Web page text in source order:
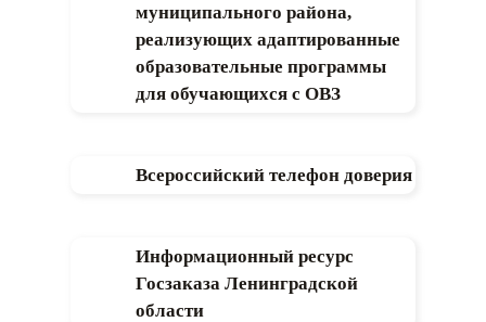
муниципального района,
реализующих адаптированные
образовательные программы
для обучающихся с ОВЗ
Всероссийский телефон доверия
Информационный ресурс
Госзаказа Ленинградской
области